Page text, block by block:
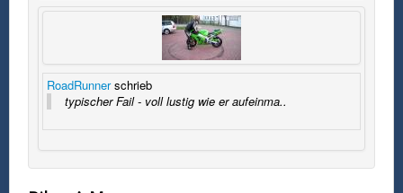
RoadRunnerschrieb
typischer Fail - voll lustig wie er aufeinma..